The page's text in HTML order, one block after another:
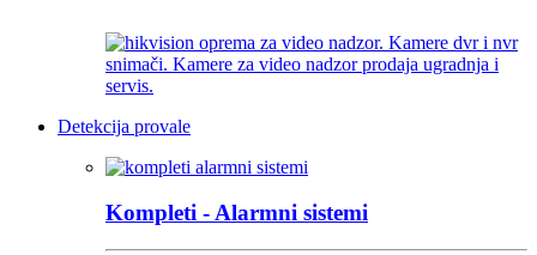
Detekcija provale
Kompleti - Alarmni sistemi